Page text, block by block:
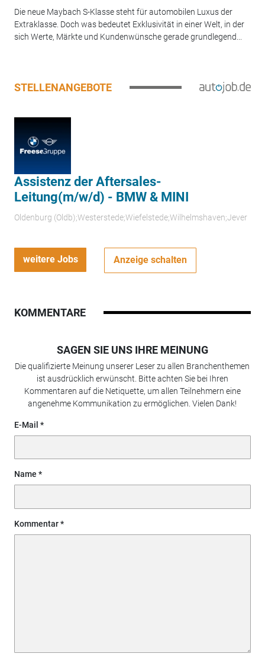
Die neue Maybach S-Klasse steht für automobilen Luxus der
Extraklasse. Doch was bedeutet Exklusivität in einer Welt, in der
sich Werte, Märkte und Kundenwünsche gerade grundlegend...
STELLENANGEBOTE
Assistenz der Aftersales-
Leitung(m/w/d) - BMW & MINI
Oldenburg (Oldb);Westerstede;Wiefelstede;Wilhelmshaven;Jever
weitere Jobs Anzeige schalten
KOMMENTARE
SAGEN SIE UNS IHRE MEINUNG
Die qualifizierte Meinung unserer Leser zu allen Branchenthemen
ist ausdrücklich erwünscht. Bitte achten Sie bei Ihren
Kommentaren auf die Netiquette, um allen Teilnehmern eine
angenehme Kommunikation zu ermöglichen. Vielen Dank!
E-Mail
Name
Kommentar